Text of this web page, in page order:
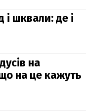
і шквали: де і
на
на це кажуть